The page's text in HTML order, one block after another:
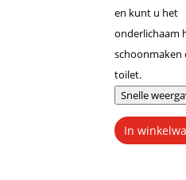
en kunt u het
onderlichaam
schoonmaken
toilet.
Snelle
In